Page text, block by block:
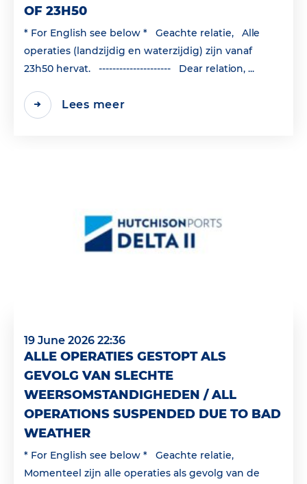
OF 23H50
* For English see below * Geachte relatie, Alle
operaties (landzijdig en waterzijdig) zijn vanaf
23h50 hervat. --------------------- Dear relation, ...
Lees meer
19 June 2026 22:36
ALLE OPERATIES GESTOPT ALS
GEVOLG VAN SLECHTE
WEERSOMSTANDIGHEDEN / ALL
OPERATIONS SUSPENDED DUE TO BAD
WEATHER
* For English see below * Geachte relatie,
Momenteel zijn alle operaties als gevolg van de